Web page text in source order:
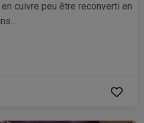
cuivre peu être reconverti en